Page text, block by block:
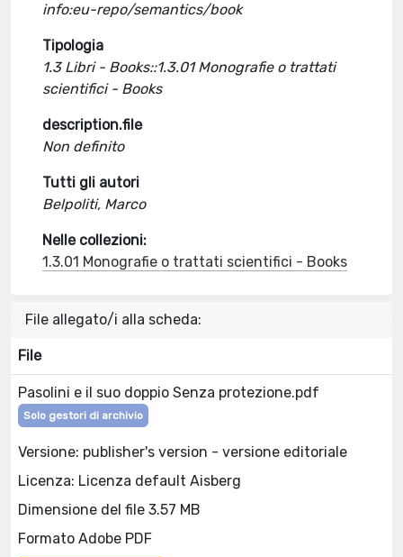
info:eu-repo/semantics/book
Tipologia
1.3 Libri - Books::1.3.01 Monografie o trattati
scientifici - Books
description.file
Non definito
Tutti gli autori
Belpoliti, Marco
Nelle collezioni:
1.3.01 Monografie o trattati scientifici - Books
File allegato/i alla scheda:
File
Pasolini e il suo doppio Senza protezione.pdf
Solo gestori di archivio
Versione: publisher's version - versione editoriale
Licenza: Licenza default Aisberg
Dimensione del file 3.57 MB
Formato Adobe PDF